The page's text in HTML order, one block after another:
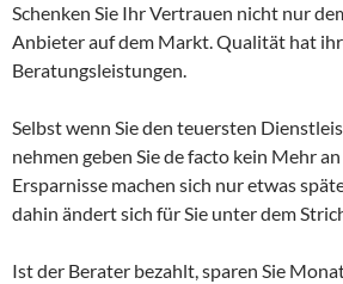
Schenken Sie Ihr Vertrauen nicht nur
Anbieter auf dem Markt. Qualität hat
Beratungsleistungen.
Selbst wenn Sie den teuersten
nehmen geben Sie de facto kein Mehr
Ersparnisse machen sich nur etwas
dahin ändert sich für Sie unter dem
Ist der Berater bezahlt, sparen Sie